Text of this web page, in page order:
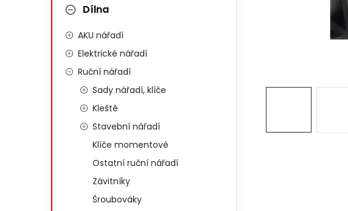
Dílna
AKU nářadí
Elektrické nářadí
Ruční nářadí
Sady nářadí, klíče
Kleště
Stavební nářadí
Klíče momentové
Ostatní ruční nářadí
Závitníky
Šroubováky